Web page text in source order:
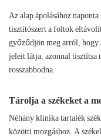
Az alap ápolásához
tisztítószert a foltok
győződjön meg arról, hogy
jeleit látja, azonnal
rosszabbodna.
Tárolja a székeket a
Néhány klinika tartalék
közötti mozgáshoz. A